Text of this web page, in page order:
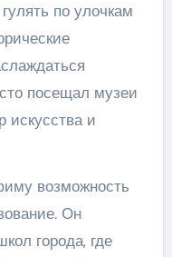
по улочкам
посещал музеи
искусства и
возможность
Он
города, где